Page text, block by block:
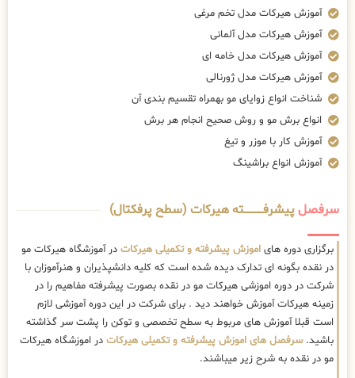
آموزش هیرکات مدل تخم مرغی
آموزش هیرکات مدل آلمانی
آموزش هیرکات مدل خامه ای
آموزش هیرکات مدل ژورنالی
شناخت انواع زوایای مو بهمراه تقسیم بندی آن
انواع برش مو و روش صحیح انجام هر برش
آموزش کار با موزر و تیغ
آموزش انواع براشینگ
سرفصلپیشرفــــــــــــته هیرکات (سطح پرفکتال)
برگزاری دوره های اموزش پیشرفته و تکمیلی هیرکات در آموزشگاه هیرکات مو
در نقده بگونه ای تدارک دیده شده است که کلیه دانشپذیران و هنرآموزان با
شرکت در دوره اموزشی هیرکات مو در نقده بصورت پیشرفته مفاهیم را در
زمینه هیرکات آموزش خواهند دید . برای شرکت در این دوره آموزشی لازم
است قبلا آموزش های مربوط به سطح تخصصی و توکن را پشت سر گذاشته
باشید.سرفصل های اموزش پیشرفته و تکمیلی هیرکات در اموزشگاه هیرکات
مو در نقده به شرح زیر میباشند.